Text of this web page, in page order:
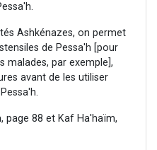
Ashkénazes, on permet
de Pessa'h [pour
malades, par exemple],
avant de les utiliser
page 88 et Kaf Ha'haïm,